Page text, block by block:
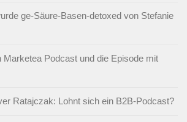
ge-Säure-Basen-detoxed von Stefanie
Marketea Podcast und die Episode mit
Ratajczak: Lohnt sich ein B2B-Podcast?